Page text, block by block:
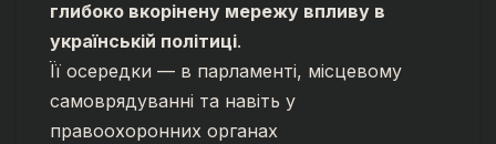
глибоко вкорінену мережу впливу в
українській політиці.
Її осередки — в парламенті, місцевому
самоврядуванні та навіть у
правоохоронних органах